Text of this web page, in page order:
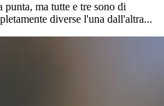
ma tutte e tre sono di
diverse l'una dall'altra...